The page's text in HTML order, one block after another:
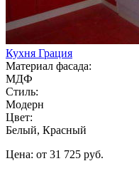
Кухня Грация
Материал фасада:
МДФ
Стиль:
Модерн
Цвет:
Белый, Красный
Цена: от 31 725 руб.